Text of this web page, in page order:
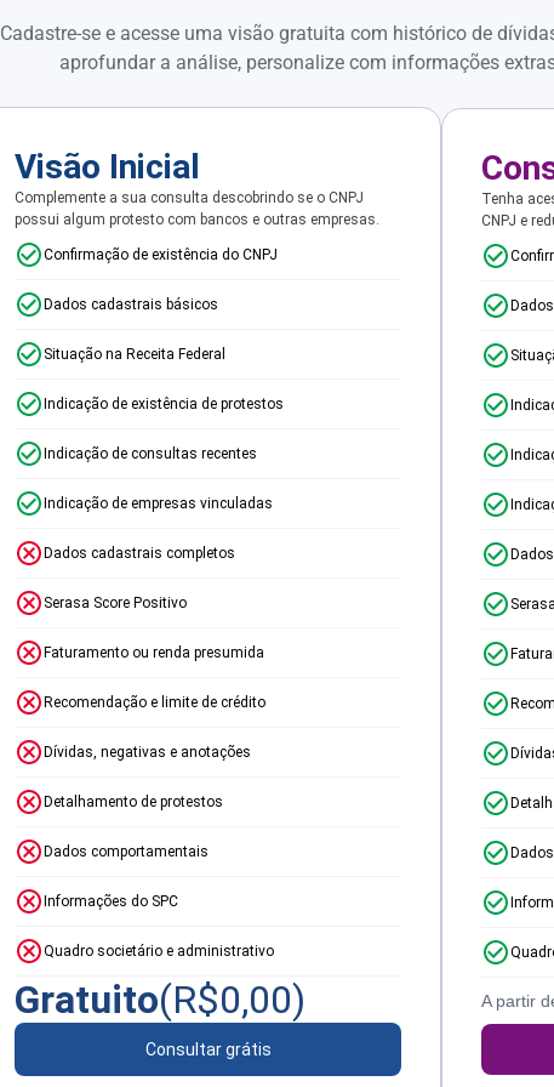
Cadastre-se e acesse uma visão gratuita com histórico de
aprofundar a análise, personalize com informações
Visão Inicial
Complemente a sua consulta descobrindo se o CNPJ
possui algum protesto com bancos e outras empresas.
Confirmação de existência do CNPJ
Dados cadastrais básicos
Situação na Receita Federal
Indicação de existência de protestos
Indicação de consultas recentes
Indicação de empresas vinculadas
Dados cadastrais completos
Serasa Score Positivo
Faturamento ou renda presumida
Recomendação e limite de crédito
Dívidas, negativas e anotações
Detalhamento de protestos
Dados comportamentais
Informações do SPC
Quadro societário e administrativo
Gratuito(R$0,00)
Consultar grátis
Tenha
CNPJ e
A partir